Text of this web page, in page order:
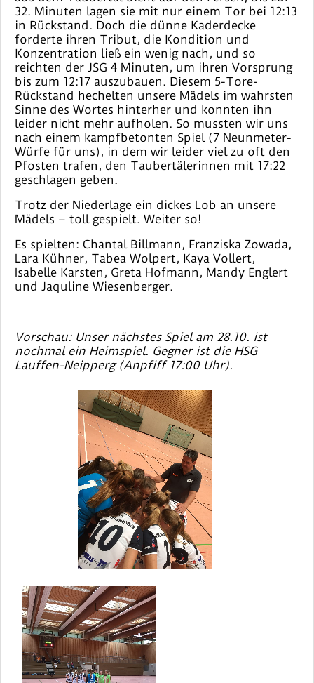
32. Minuten lagen sie mit nur einem Tor bei 12:13
in Rückstand. Doch die dünne Kaderdecke
forderte ihren Tribut, die Kondition und
Konzentration ließ ein wenig nach, und so
reichten der JSG 4 Minuten, um ihren Vorsprung
bis zum 12:17 auszubauen. Diesem 5-Tore-
Rückstand hechelten unsere Mädels im wahrsten
Sinne des Wortes hinterher und konnten ihn
leider nicht mehr aufholen. So mussten wir uns
nach einem kampfbetonten Spiel (7 Neunmeter-
Würfe für uns), in dem wir leider viel zu oft den
Pfosten trafen, den Taubertälerinnen mit 17:22
geschlagen geben.
Trotz der Niederlage ein dickes Lob an unsere
Mädels – toll gespielt. Weiter so!
Es spielten: Chantal Billmann, Franziska Zowada,
Lara Kühner, Tabea Wolpert, Kaya Vollert,
Isabelle Karsten, Greta Hofmann, Mandy Englert
und Jaquline Wiesenberger.
Vorschau: Unser nächstes Spiel am 28.10. ist
nochmal ein Heimspiel. Gegner ist die HSG
Lauffen-Neipperg (Anpfiff 17:00 Uhr).